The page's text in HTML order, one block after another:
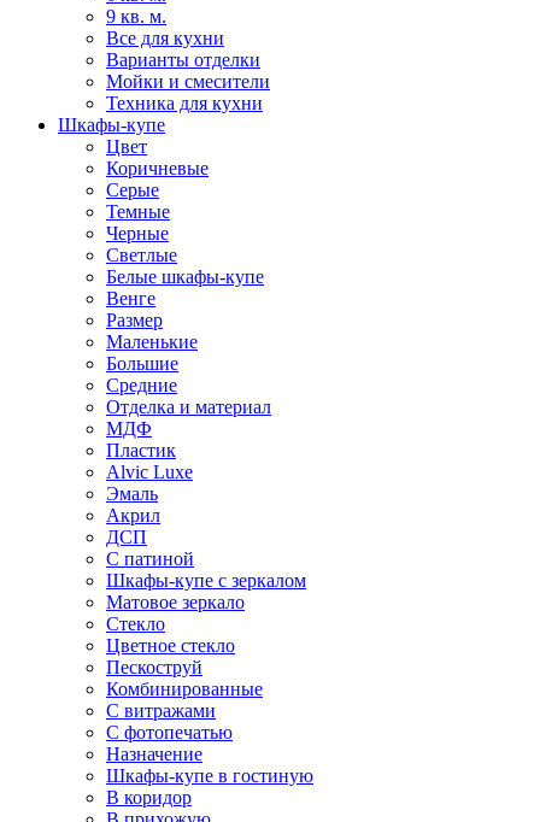
9 кв. м.
Все для кухни
Варианты отделки
Мойки и смесители
Техника для кухни
Шкафы-купе
Цвет
Коричневые
Серые
Темные
Черные
Светлые
Белые шкафы-купе
Венге
Размер
Маленькие
Большие
Средние
Отделка и материал
МДФ
Пластик
Alvic Luxe
Эмаль
Акрил
ДСП
С патиной
Шкафы-купе с зеркалом
Матовое зеркало
Стекло
Цветное стекло
Пескоструй
Комбинированные
С витражами
С фотопечатью
Назначение
Шкафы-купе в гостиную
В коридор